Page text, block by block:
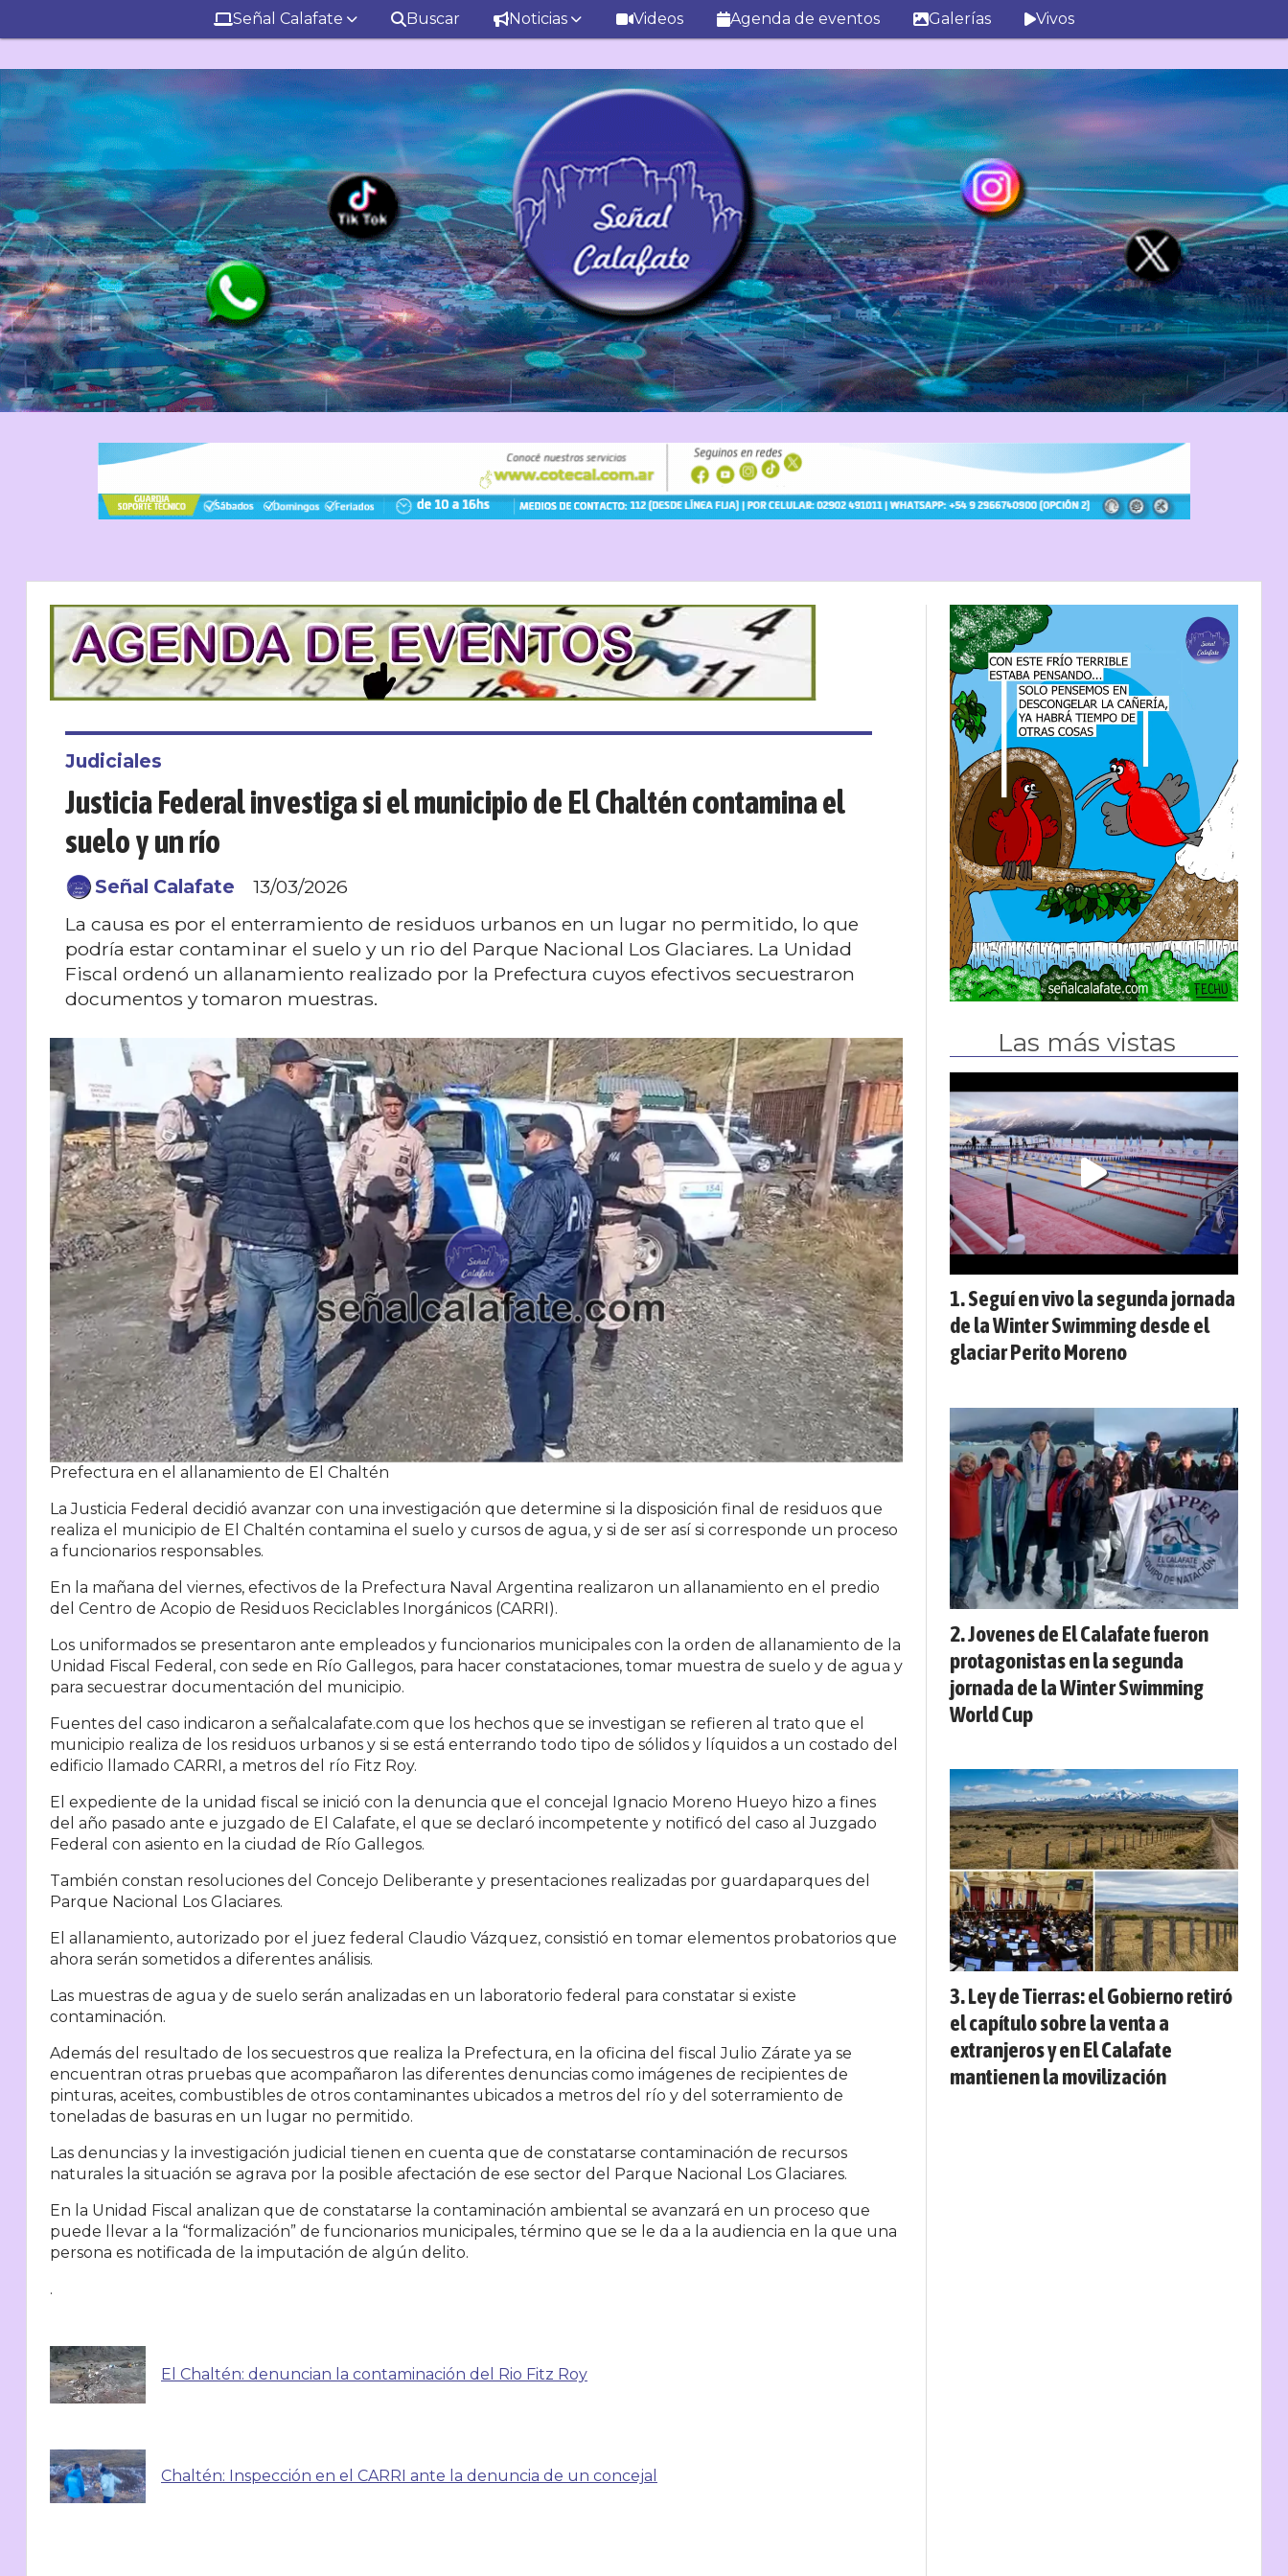
Señal Calafate Buscar Noticias Videos Agenda de eventos Galerías Vivos
Justicia Federal investiga si el municipio de El Chaltén contamina el
suelo y un río
La causa es por el enterramiento de residuos urbanos en un lugar no permitido, lo que
podría estar contaminar el suelo y un rio del Parque Nacional Los Glaciares. La Unidad
Fiscal ordenó un allanamiento realizado por la Prefectura cuyos efectivos secuestraron
documentos y tomaron muestras.
Judiciales
13/03/2026
Señal Calafate
Prefectura en el allanamiento de El Chaltén
La Justicia Federal decidió avanzar con una investigación que determine si la disposición final de residuos que
realiza el municipio de El Chaltén contamina el suelo y cursos de agua, y si de ser así si corresponde un proceso
a funcionarios responsables.
En la mañana del viernes, efectivos de la Prefectura Naval Argentina realizaron un allanamiento en el predio
del Centro de Acopio de Residuos Reciclables Inorgánicos (CARRI).
Los uniformados se presentaron ante empleados y funcionarios municipales con la orden de allanamiento de la
Unidad Fiscal Federal, con sede en Río Gallegos, para hacer constataciones, tomar muestra de suelo y de agua y
para secuestrar documentación del municipio.
Fuentes del caso indicaron a señalcalafate.com que los hechos que se investigan se refieren al trato que el
municipio realiza de los residuos urbanos y si se está enterrando todo tipo de sólidos y líquidos a un costado del
edificio llamado CARRI, a metros del río Fitz Roy.
El expediente de la unidad fiscal se inició con la denuncia que el concejal Ignacio Moreno Hueyo hizo a fines
del año pasado ante e juzgado de El Calafate, el que se declaró incompetente y notificó del caso al Juzgado
Federal con asiento en la ciudad de Río Gallegos.
También constan resoluciones del Concejo Deliberante y presentaciones realizadas por guardaparques del
Parque Nacional Los Glaciares.
El allanamiento, autorizado por el juez federal Claudio Vázquez, consistió en tomar elementos probatorios que
ahora serán sometidos a diferentes análisis.
Las muestras de agua y de suelo serán analizadas en un laboratorio federal para constatar si existe
contaminación.
Además del resultado de los secuestros que realiza la Prefectura, en la oficina del fiscal Julio Zárate ya se
encuentran otras pruebas que acompañaron las diferentes denuncias como imágenes de recipientes de
pinturas, aceites, combustibles de otros contaminantes ubicados a metros del río y del soterramiento de
toneladas de basuras en un lugar no permitido.
Las denuncias y la investigación judicial tienen en cuenta que de constatarse contaminación de recursos
naturales la situación se agrava por la posible afectación de ese sector del Parque Nacional Los Glaciares.
En la Unidad Fiscal analizan que de constatarse la contaminación ambiental se avanzará en un proceso que
puede llevar a la “formalización” de funcionarios municipales, término que se le da a la audiencia en la que una
persona es notificada de la imputación de algún delito.
.
El Chaltén: denuncian la contaminación del Rio Fitz Roy
Chaltén: Inspección en el CARRI ante la denuncia de un concejal
Las más vistas
Seguí en vivo la segunda jornada
de la Winter Swimming desde el
glaciar Perito Moreno
Jovenes de El Calafate fueron
protagonistas en la segunda
jornada de la Winter Swimming
World Cup
Ley de Tierras: el Gobierno retiró
el capítulo sobre la venta a
extranjeros y en El Calafate
mantienen la movilización